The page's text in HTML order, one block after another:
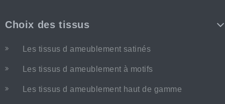
Choix des tissus
Les tissus d ameublement satinés
Les tissus d ameublement à motifs
Les tissus d ameublement haut de gamme